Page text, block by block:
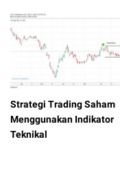
Strategi Trading Saham
Menggunakan Indikator
Teknikal